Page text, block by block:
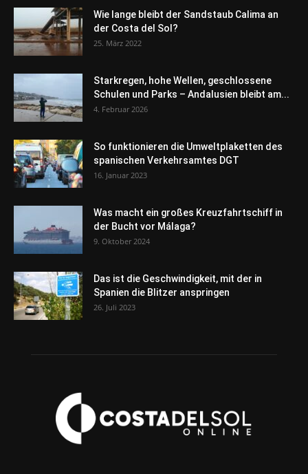
Wie lange bleibt der Sandstaub Calima an
der Costa del Sol?
25. März 2022
Starkregen, hohe Wellen, geschlossene
Schulen und Parks – Andalusien bleibt am...
4. Februar 2026
So funktionieren die Umweltplaketten des
spanischen Verkehrsamtes DGT
16. Januar 2023
Was macht ein großes Kreuzfahrtschiff in
der Bucht vor Málaga?
9. Oktober 2024
Das ist die Geschwindigkeit, mit der in
Spanien die Blitzer anspringen
26. Juli 2023